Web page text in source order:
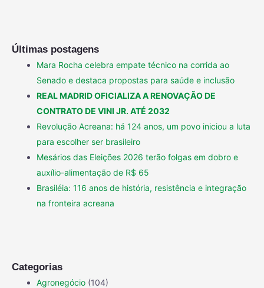
Últimas postagens
Mara Rocha celebra empate técnico na corrida ao
Senado e destaca propostas para saúde e inclusão
REAL MADRID OFICIALIZA A RENOVAÇÃO DE
CONTRATO DE VINI JR. ATÉ 2032
Revolução Acreana: há 124 anos, um povo iniciou a luta
para escolher ser brasileiro
Mesários das Eleições 2026 terão folgas em dobro e
auxílio-alimentação de R$ 65
Brasiléia: 116 anos de história, resistência e integração
na fronteira acreana
Categorias
Agronegócio (104)